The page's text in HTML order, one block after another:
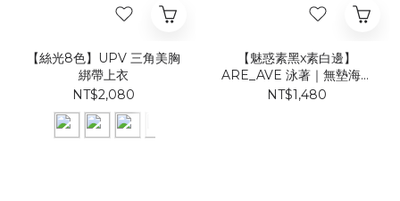
【絲光8色】UPV 三角美胸
綁帶上衣
NT$2,080
【魅惑素黑x素白邊】
ARE_AVE 泳著｜無墊海鷗
丁練習泳裝
NT$1,480